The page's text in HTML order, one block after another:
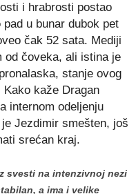
i hrabrosti postao
u bunar dubok pet
čak 52 sata. Mediji
od čoveka, ali istina je
stanje ovog
kaže Dragan
internom odeljenju
Jezdimir smešten, još
srećan kraj.
svesti na intenzivnoj nezi
a ima i velike